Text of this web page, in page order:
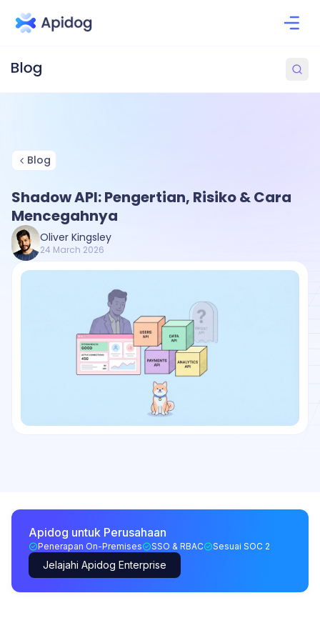
Blog
Shadow API: Pengertian, Risiko & Cara
Mencegahnya
Oliver Kingsley
24 March 2026
Apidog untuk Perusahaan
Penerapan On-Premises SSO & RBAC Sesuai SOC 2
Jelajahi Apidog Enterprise